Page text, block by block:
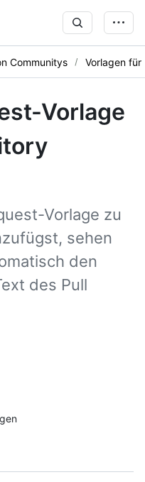
Communitys Vorlagen für
Vorlage
Vorlage zu
sehen
den
des Pull